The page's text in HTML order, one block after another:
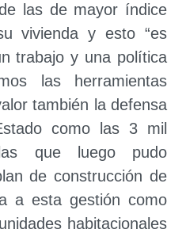
las de mayor índice
vivienda y esto “es
trabajo y una política
las herramientas
también la defensa
como las 3 mil
que luego pudo
de construcción de
a esta gestión como
habitacionales